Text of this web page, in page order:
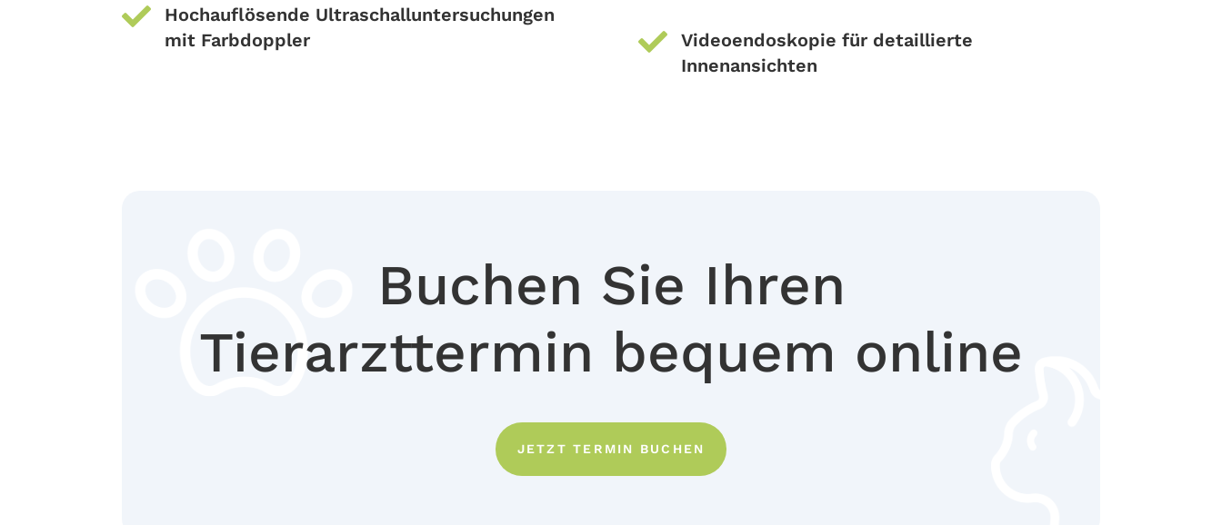

Hochauflösende Ultraschalluntersuchungen
mit Farbdoppler

Videoendoskopie für detaillierte
Innenansichten
Buchen Sie Ihren
Tierarzttermin bequem online
JETZT TERMIN BUCHEN